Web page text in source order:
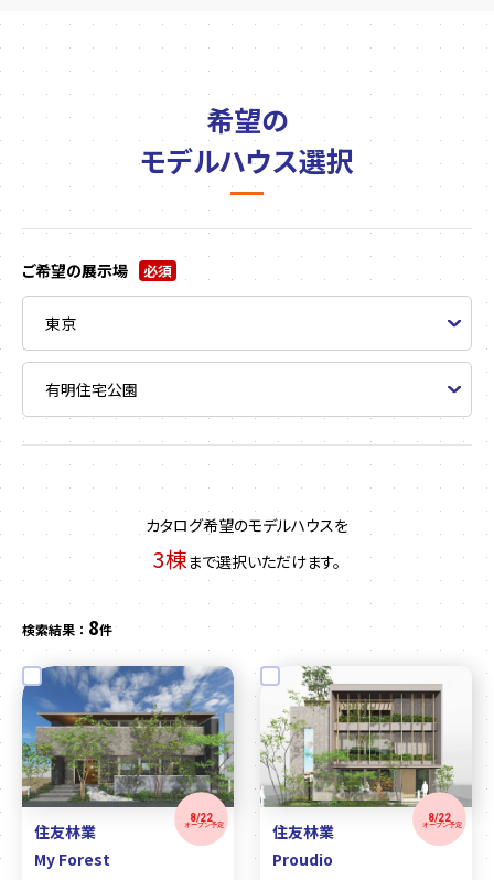
希望の
モデルハウス選択
ご希望の展示場 必須
カタログ希望のモデルハウスを
3棟まで選択いただけます。
検索結果 ： 8件
8/22
オープン予定
住友林業
My Forest
8/22
オープン予定
住友林業
Proudio